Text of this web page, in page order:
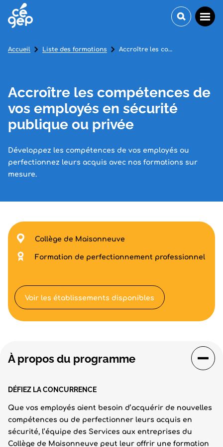
Accroître les compétences de
vos employés en sécurité
publique ou privée
Développez les compétences de vos employés ou
perfectionnez leurs acquis avec nos formations sur
mesure.
Accueil Liste des formations Accroître les compétences de vos employés en sécurité publique ou privée
À propos du programme
DÉFIEZ LA CONCURRENCE
Que vos employés aient besoin d’acquérir de nouvelles
compétences ou de perfectionner leurs acquis en
sécurité, l’équipe des Services aux entreprises du
Collège de Maisonneuve peut leur offrir une formation
Collège de Maisonneuve
Formation de perfectionnement professionnel
Voir les établissements disponibles